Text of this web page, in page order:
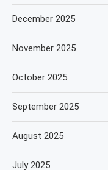
December 2025
November 2025
October 2025
September 2025
August 2025
July 2025